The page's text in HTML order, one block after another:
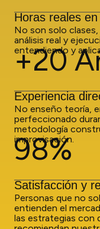
Horas reales
No son solo
análisis real y
entendiendo y
+20
Experiencia
No enseño teoría,
perfeccionado
metodología
improvisación.
98%
Satisfacción y
Personas que no
entienden el
las estrategias con